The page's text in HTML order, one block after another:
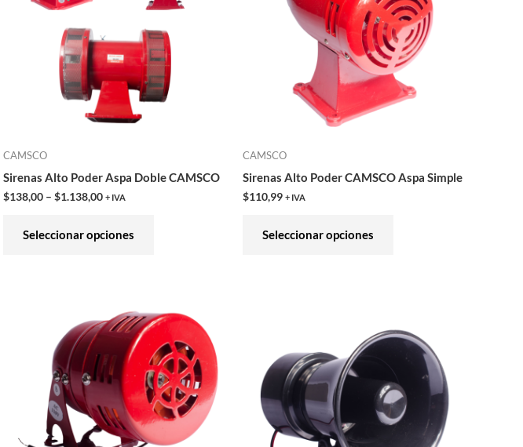
CAMSCO
Sirenas Alto Poder Aspa Doble CAMSCO
$138,00 – $1.138,00 + IVA
Seleccionar opciones
variantes.
Las
opciones
se
pueden
página
CAMSCO
Sirenas Alto Poder CAMSCO Aspa Simple
$110,99 + IVA
Seleccionar opciones
variantes.
Las
opciones
se
pueden
página
producto
tiene
múltiples
variantes.
Las
opciones
tiene
múltiples
variantes.
Las
opciones